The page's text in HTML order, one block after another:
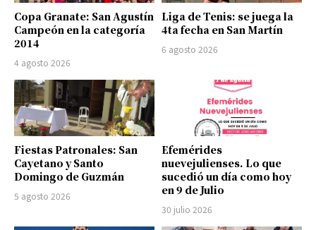
Copa Granate: San Agustín
Campeón en la categoría
2014
4 agosto 2026
Liga de Tenis: se juega la
4ta fecha en San Martín
6 agosto 2026
Fiestas Patronales: San
Cayetano y Santo
Domingo de Guzmán
5 agosto 2026
Efemérides
nuevejulienses. Lo que
sucedió un día como hoy
en 9 de Julio
30 julio 2026